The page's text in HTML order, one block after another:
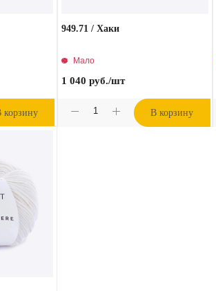
корзину
949.71 / Хаки
Мало
1 040 руб./шт
В корзину